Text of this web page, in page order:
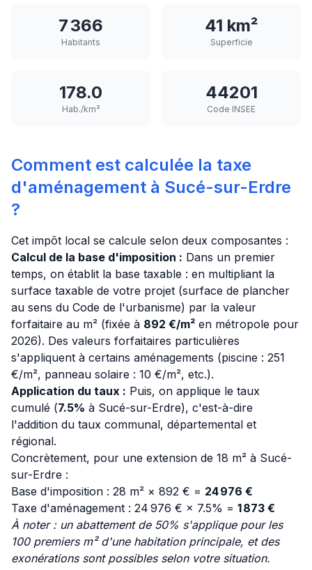
7 366
Habitants
41 km²
Superficie
178.0
Hab./km²
44201
Code INSEE
Comment est calculée la taxe
d'aménagement à Sucé-sur-Erdre
?
Cet impôt local se calcule selon deux composantes :
Calcul de la base d'imposition : Dans un premier
temps, on établit la base taxable : en multipliant la
surface taxable de votre projet (surface de plancher
au sens du Code de l'urbanisme) par la valeur
forfaitaire au m² (fixée à 892 €/m² en métropole pour
2026). Des valeurs forfaitaires particulières
s'appliquent à certains aménagements (piscine : 251
€/m², panneau solaire : 10 €/m², etc.).
Application du taux : Puis, on applique le taux
cumulé (7.5% à Sucé-sur-Erdre), c'est-à-dire
l'addition du taux communal, départemental et
régional.
Concrètement, pour une extension de 18 m² à Sucé-
sur-Erdre :
Base d'imposition : 28 m² × 892 € = 24 976 €
Taxe d'aménagement : 24 976 € × 7.5% = 1 873 €
À noter : un abattement de 50% s'applique pour les
100 premiers m² d'une habitation principale, et des
exonérations sont possibles selon votre situation.